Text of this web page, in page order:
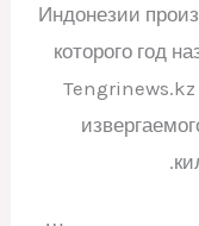
Индонезии
которого год
Tengrinews.kz